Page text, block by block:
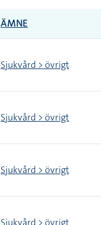
ÄMNE
Sjukvård > övrigt
Sjukvård > övrigt
Sjukvård > övrigt
Sjukvård > övrigt